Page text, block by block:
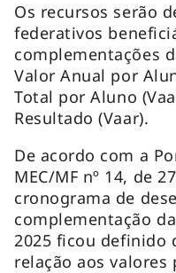
Os recursos serão
federativos
complementações
Valor Anual por
Total por Aluno
Resultado (Vaar).
De acordo com a
MEC/MF nº 14, de
cronograma de
complementação
2025 ficou definido
relação aos valores